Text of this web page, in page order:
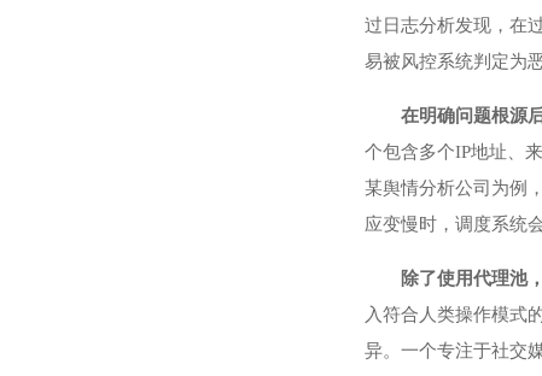
过日志分析发现，在
易被风控系统判定为
在明确问题根源
个包含多个IP地址、
某舆情分析公司为例
应变慢时，调度系统
除了使用代理池
入符合人类操作模式
异。一个专注于社交